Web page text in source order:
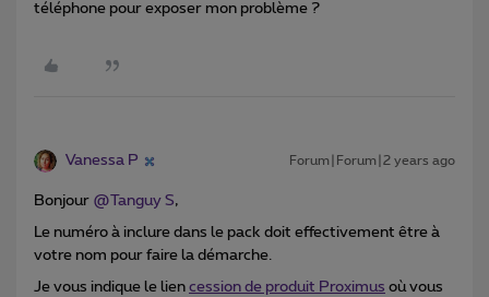
téléphone pour exposer mon problème ?
Vanessa P Forum|Forum|2 years ago
Bonjour @Tanguy S,
Le numéro à inclure dans le pack doit effectivement être à
votre nom pour faire la démarche.
Je vous indique le lien cession de produit Proximus où vous